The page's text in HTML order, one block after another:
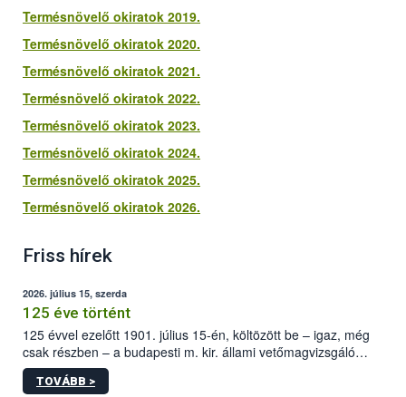
Termésnövelő okiratok 2019.
Termésnövelő okiratok 2020.
Termésnövelő okiratok 2021.
Termésnövelő okiratok 2022.
Termésnövelő okiratok 2023.
Termésnövelő okiratok 2024.
Termésnövelő okiratok 2025.
Termésnövelő okiratok 2026.
Friss hírek
2026. július 15, szerda
125 éve történt
125 évvel ezelőtt 1901. július 15-én, költözött be – igaz, még
csak részben – a budapesti m. kir. állami vetőmagvizsgáló
állomás a Kis Rókus utca 15. szám alatti, Czigler Győző által
tervezett új épületébe.
TOVÁBB >